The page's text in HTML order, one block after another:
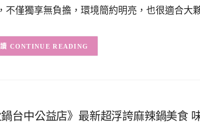
不僅獨享無負擔，環境簡約明亮，也很適合大
CONTINUE READING
台中公益店》最新超浮誇麻辣鍋美食